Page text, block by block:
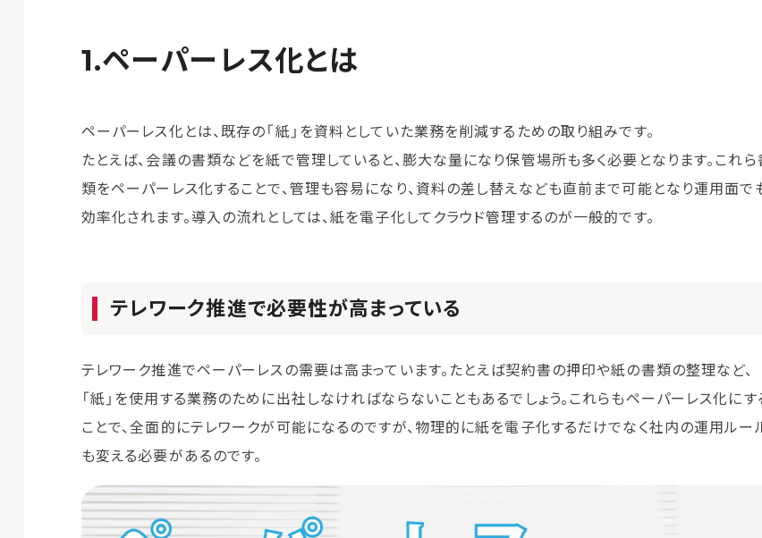
ペーパーレス化とは
ペーパーレス化とは、既存の「紙」を資料としていた業務を削減するための取り組みです。
たとえば、会議の書類などを紙で管理していると、膨大な量になり保管場所も多く必要となります。これら
類をペーパーレス化することで、管理も容易になり、資料の差し替えなども直前まで可能となり運用面で
効率化されます。導入の流れとしては、紙を電子化してクラウド管理するのが一般的です。
テレワーク推進で必要性が高まっている
テレワーク推進でペーパーレスの需要は高まっています。たとえば契約書の押印や紙の書類の整理など、
「紙」を使用する業務のために出社しなければならないこともあるでしょう。これらもペーパーレス化にす
ことで、全面的にテレワークが可能になるのですが、物理的に紙を電子化するだけでなく社内の運用ルー
も変える必要があるのです。